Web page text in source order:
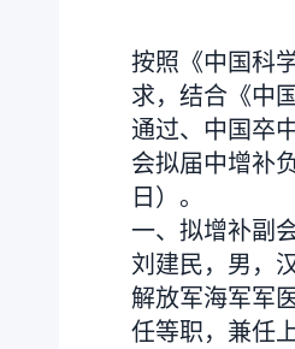
按照《中国科
求，结合《中
通过、中国卒
会拟届中增补
日）。
一、拟增补副
刘建民，男，
解放军海军军
任等职，兼任